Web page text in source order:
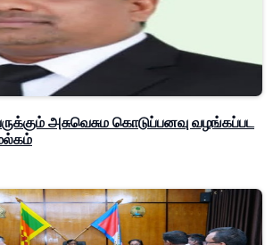
அசுவெசும கொடுப்பனவு வழங்கப்பட